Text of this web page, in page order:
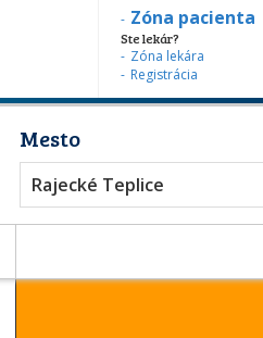
Zóna pacienta
Ste lekár?
Zóna lekára
Registrácia
Mesto
Rajecké Teplice